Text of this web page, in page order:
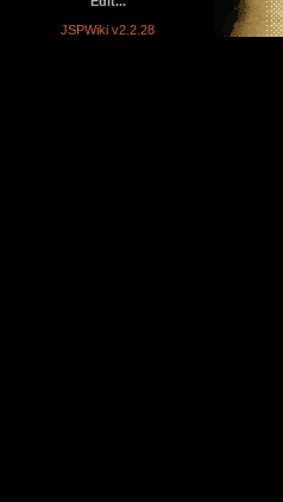
JSPWiki v2.2.28